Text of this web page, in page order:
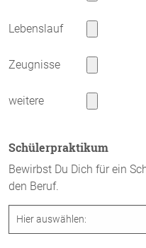
Lebenslauf
Zeugnisse
weitere
Schülerpraktikum
Bewirbst Du Dich für ein
den Beruf.